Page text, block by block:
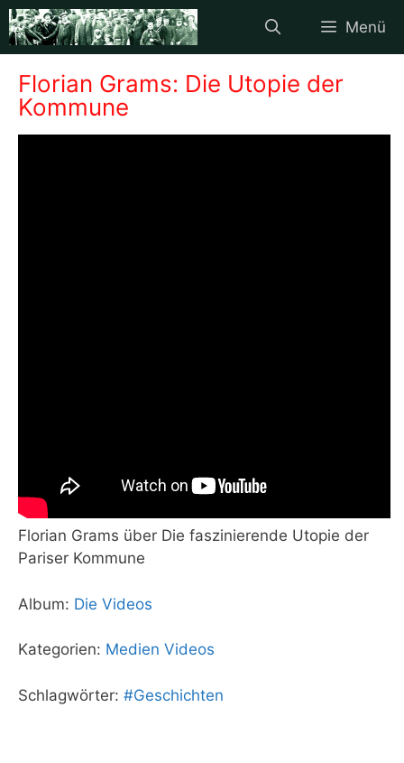
Zum
Inhalt
springen
Menü
Florian Grams: Die Utopie der
Kommune
Florian Grams über Die faszinierende Utopie der
Pariser Kommune
Album: Die Videos
Kategorien: Medien Videos
Schlagwörter: #Geschichten